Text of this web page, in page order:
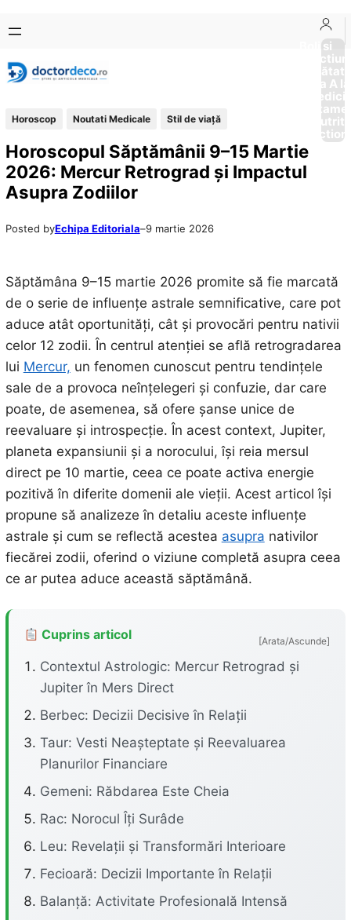
conținut
content
Boli si
Afectiuni
Sănătate
de la A
Horoscop Noutati Medicale Stil de viaţă
Horoscopul Săptămânii 9–15 Martie
2026: Mercur Retrograd și Impactul
Asupra Zodiilor
Posted byEchipa Editoriala–9 martie 2026
Săptămâna 9–15 martie 2026 promite să fie marcată
de o serie de influențe astrale semnificative, care pot
aduce atât oportunități, cât și provocări pentru nativii
celor 12 zodii. În centrul atenției se află retrogradarea
lui Mercur, un fenomen cunoscut pentru tendințele
sale de a provoca neînțelegeri și confuzie, dar care
poate, de asemenea, să ofere șanse unice de
reevaluare și introspecție. În acest context, Jupiter,
planeta expansiunii și a norocului, își reia mersul
direct pe 10 martie, ceea ce poate activa energie
pozitivă în diferite domenii ale vieții. Acest articol își
propune să analizeze în detaliu aceste influențe
astrale și cum se reflectă acestea asupra nativilor
fiecărei zodii, oferind o viziune completă asupra ceea
ce ar putea aduce această săptămână.
Cuprins articol [Arata/Ascunde]
Contextul Astrologic: Mercur Retrograd și
Jupiter în Mers Direct
Berbec: Decizii Decisive în Relații
Taur: Vesti Neașteptate și Reevaluarea
Planurilor Financiare
Gemeni: Răbdarea Este Cheia
Rac: Norocul Îți Surâde
Leu: Revelații și Transformări Interioare
Fecioară: Decizii Importante în Relații
Balanță: Activitate Profesională Intensă